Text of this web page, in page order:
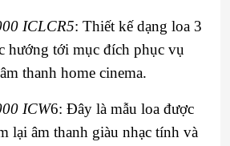
ICLCR5: Thiết kế dạng loa 3
hướng tới mục đích phục vụ
thanh home cinema.
ICW6: Đây là mẫu loa được
lại âm thanh giàu nhạc tính và